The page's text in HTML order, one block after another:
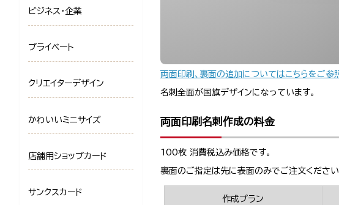
両面印刷、裏面の追加についてはこちらをご参
名刺全面が国旗デザインになっています。
両面印刷名刺作成の料金
100枚 消費税込み価格です。
裏面のご指定は先に表面のみでご注文くださ
作成プラン
ビジネス・企業
プライベート
クリエイターデザイン
かわいいミニサイズ
店舗用ショップカード
サンクスカード